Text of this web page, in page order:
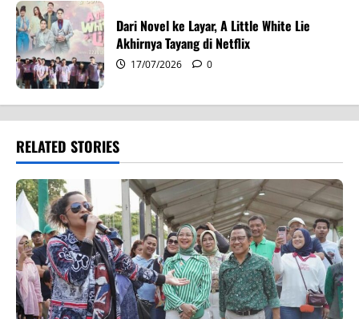
Dari Novel ke Layar, A Little White Lie
Akhirnya Tayang di Netflix
17/07/2026 0
RELATED STORIES